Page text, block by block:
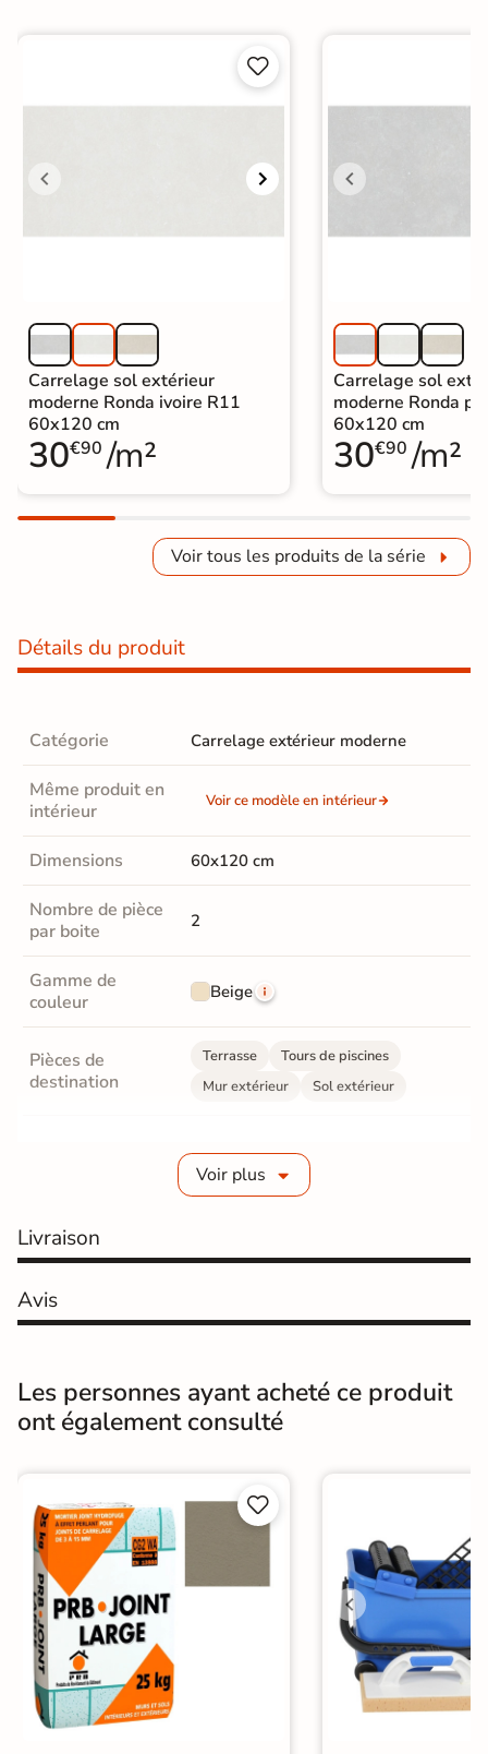


Carrelage sol extérieur
moderne Ronda ivoire R11
60x120 cm
30€90 /m²
Carrelage sol
moderne Ronda
60x120 cm
30€90 /m²
Voir tous les produits de la série
Détails du produit
Catégorie Carrelage extérieur moderne
Même produit en
intérieur
Voir ce modèle en intérieur
Dimensions 60x120 cm
Nombre de pièce
par boite
2
Gamme de
couleur
Beige
Pièces de
destination
Terrasse
Tours de piscines
Mur extérieur
Sol extérieur
9 mm
Coefficient
antidérapant
Résistance à
l'usure
Gr4 - Très résistant
Bords rectifié
Finition Mate
Surface Antidérapante
Nombres de
tampons
15
Résistant au Gel
Variation de la
couleur
Voir plus
Livraison
Avis
Les personnes ayant acheté ce produit
ont également consulté

